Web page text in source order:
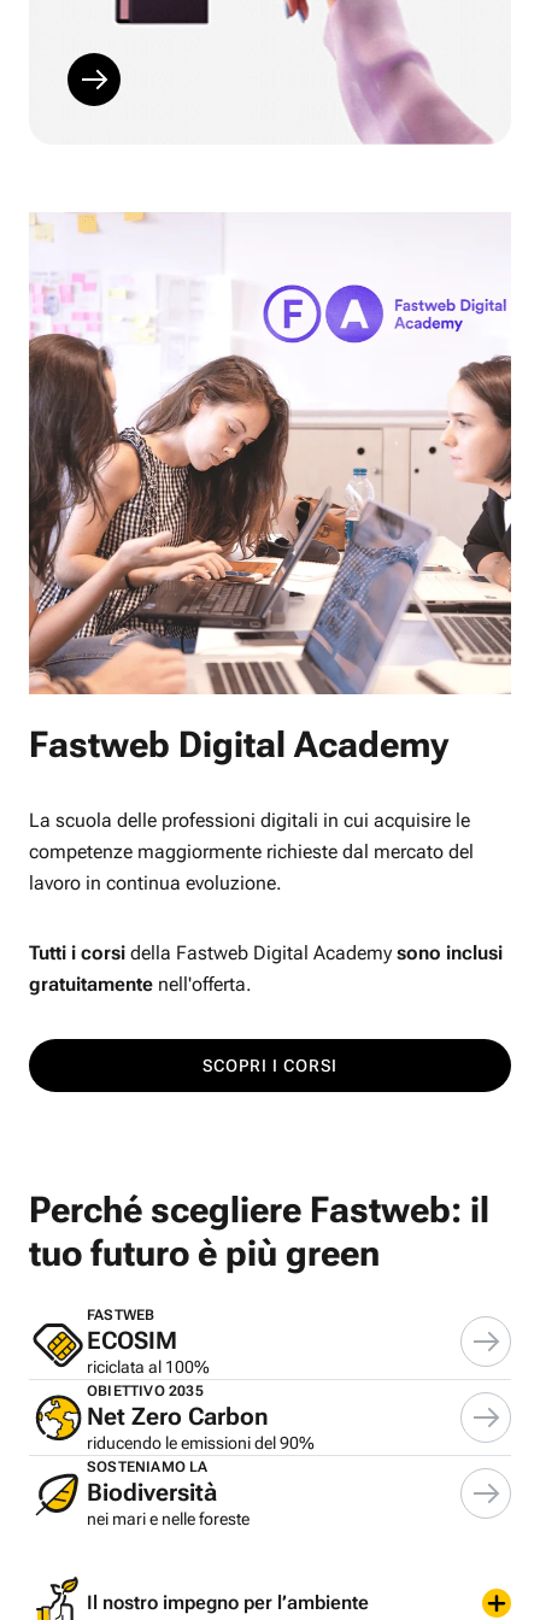
Fastweb Digital Academy
La scuola delle professioni digitali in cui acquisire le
competenze maggiormente richieste dal mercato del
lavoro in continua evoluzione.
Tutti i corsi della Fastweb Digital Academy sono inclusi
gratuitamente nell'offerta.
SCOPRI I CORSI
Perché scegliere Fastweb: il
tuo futuro è più green
FASTWEB
ECOSIM
riciclata al 100%
OBIETTIVO 2035
Net Zero Carbon
riducendo le emissioni del 90%
SOSTENIAMO LA
Biodiversità
nei mari e nelle foreste
Il nostro impegno per l’ambiente